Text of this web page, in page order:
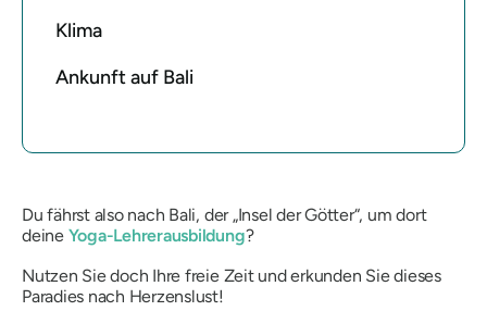
Klima
Ankunft auf Bali
Du fährst also nach Bali, der „Insel der Götter“, um dort
deine Yoga-Lehrerausbildung?
Nutzen Sie doch Ihre freie Zeit und erkunden Sie dieses
Paradies nach Herzenslust!